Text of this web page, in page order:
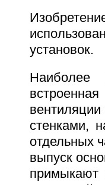
установок.
Наиболее
стенками,
отдельных
выпуск
примыкают